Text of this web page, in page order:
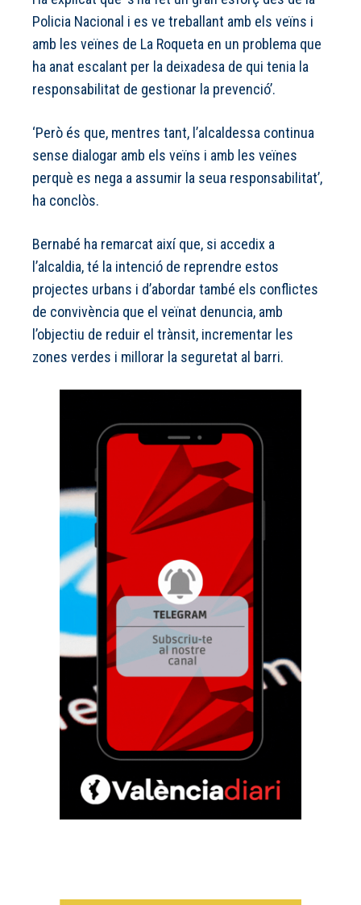
Policia Nacional i es ve treballant amb els veïns i
amb les veïnes de La Roqueta en un problema que
ha anat escalant per la deixadesa de qui tenia la
responsabilitat de gestionar la prevenció’.
‘Però és que, mentres tant, l’alcaldessa continua
sense dialogar amb els veïns i amb les veïnes
perquè es nega a assumir la seua responsabilitat’,
ha conclòs.
Bernabé ha remarcat així que, si accedix a
l’alcaldia, té la intenció de reprendre estos
projectes urbans i d’abordar també els conflictes
de convivència que el veïnat denuncia, amb
l’objectiu de reduir el trànsit, incrementar les
zones verdes i millorar la seguretat al barri.